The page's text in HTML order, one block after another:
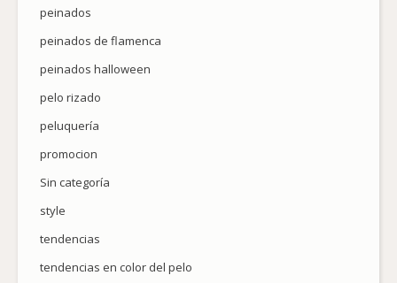
peinados
peinados de flamenca
peinados halloween
pelo rizado
peluquería
promocion
Sin categoría
style
tendencias
tendencias en color del pelo